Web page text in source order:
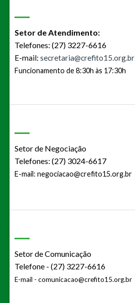
Setor de Atendimento:
Telefones: (27) 3227-6616
E-mail: secretaria@crefito15.org.br
Funcionamento de 8:30h às 17:30h
Setor de Negociação
Telefones: (27) 3024-6617
E-mail: negociacao@crefito15.org.br
Setor de Comunicação
Telefone - (27) 3227-6616
E-mail - comunicacao@crefito15.org.br